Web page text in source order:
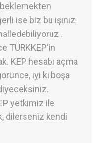
beklemekten
ise biz bu işinizi
.
TÜRKKEP‘in
KEP hesabı açma
iyi ki boşa
yetkimiz ile
dilerseniz kendi